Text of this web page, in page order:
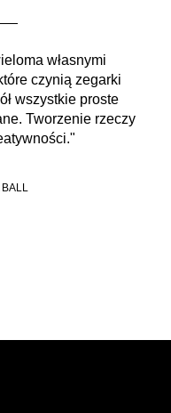
własnymi
czynią zegarki
wszystkie proste
Tworzenie rzeczy
BALL